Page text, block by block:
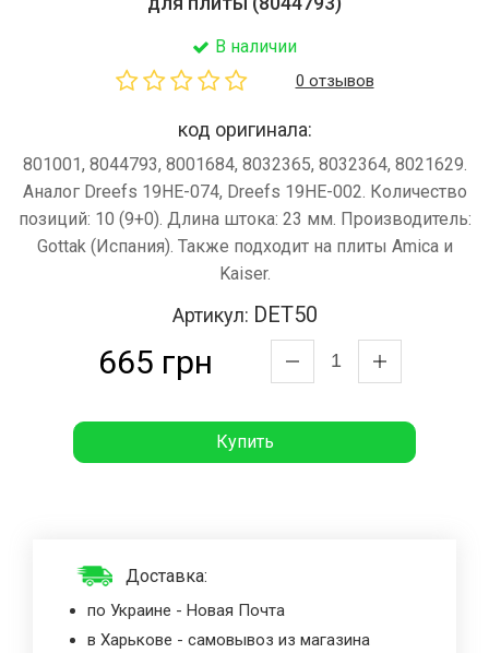
В наличии
0 отзывов
код оригинала:
801001, 8044793, 8001684, 8032365, 8032364, 8021629.
Аналог Dreefs 19HE-074, Dreefs 19HE-002. Количество
позиций: 10 (9+0). Длина штока: 23 мм. Производитель:
Gottak (Испания). Также подходит на плиты Amica и
Kaiser.
Артикул: DET50
665 грн
Купить
Доставка:
по Украине - Новая Почта
в Харькове - самовывоз из магазина